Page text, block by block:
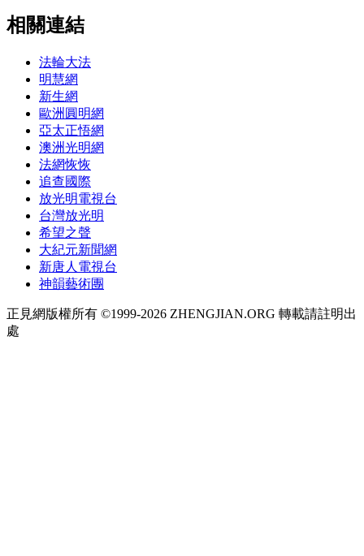
相關連結
法輪大法
明慧網
新生網
歐洲圓明網
亞太正悟網
澳洲光明網
法網恢恢
追查國際
放光明電視台
台灣放光明
希望之聲
大紀元新聞網
新唐人電視台
神韻藝術團
正見網版權所有 ©1999-2026 ZHENGJIAN.ORG 轉載請註明出
處